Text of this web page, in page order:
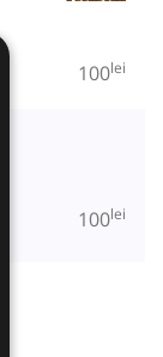
100lei
100lei